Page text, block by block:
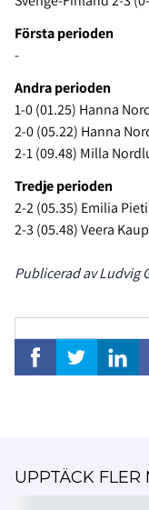
Första perioden
-
Andra perioden
1-0 (01.25) Hanna
2-0 (05.22) Hanna
2-1 (09.48) Milla
Tredje perioden
2-2 (05.35) Emilia
2-3 (05.48) Veera
Publicerad av Ludvig
UPPTÄCK FLER